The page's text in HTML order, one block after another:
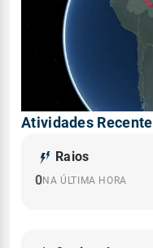
Atividades Recente
Raios
0NA ÚLTIMA HORA